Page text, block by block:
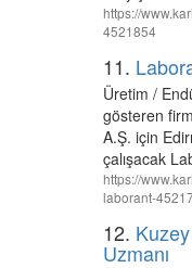
https://
4521854
11.
Üretim /
gösteren
A.Ş. için
çalışacak
https://
laborant-
12.
Uzmanı